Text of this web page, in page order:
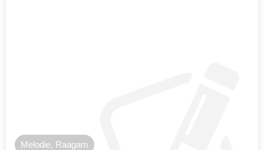
Melodie, Raagam